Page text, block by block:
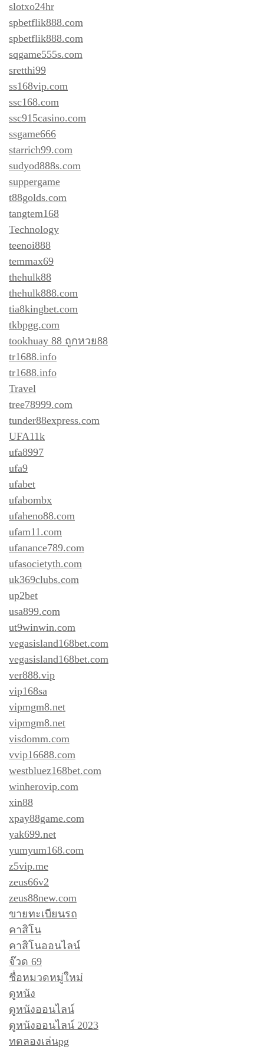
slotxo24hr
spbetflik888.com
spbetflik888.com
sqgame555s.com
sretthi99
ss168vip.com
ssc168.com
ssc915casino.com
ssgame666
starrich99.com
sudyod888s.com
suppergame
t88golds.com
tangtem168
Technology
teenoi888
temmax69
thehulk88
thehulk888.com
tia8kingbet.com
tkbpgg.com
tookhuay 88 ถูกหวย88
tr1688.info
tr1688.info
Travel
tree78999.com
tunder88express.com
UFA11k
ufa8997
ufa9
ufabet
ufabombx
ufaheno88.com
ufam11.com
ufanance789.com
ufasocietyth.com
uk369clubs.com
up2bet
usa899.com
ut9winwin.com
vegasisland168bet.com
vegasisland168bet.com
ver888.vip
vip168sa
vipmgm8.net
vipmgm8.net
visdomm.com
vvip16688.com
westbluez168bet.com
winherovip.com
xin88
xpay88game.com
yak699.net
yumyum168.com
z5vip.me
zeus66v2
zeus88new.com
ขายทะเบียนรถ
คาสิโน
คาสิโนออนไลน์
จ๊วด 69
ชื่อหมวดหมู่ใหม่
ดูหนัง
ดูหนังออนไลน์
ดูหนังออนไลน์ 2023
ทดลองเล่นpg